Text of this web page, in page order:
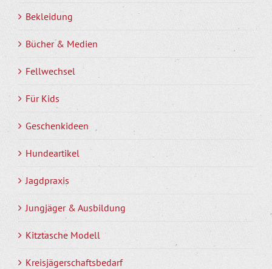
Bekleidung
Bücher & Medien
Fellwechsel
Für Kids
Geschenkideen
Hundeartikel
Jagdpraxis
Jungjäger & Ausbildung
Kitztasche Modell
Kreisjägerschaftsbedarf